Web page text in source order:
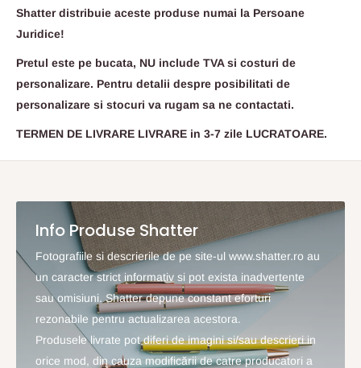
Shatter distribuie aceste produse numai la Persoane
Juridice!
Pretul este pe bucata, NU include TVA si costuri de
personalizare. Pentru detalii despre posibilitati de
personalizare si stocuri va rugam sa ne contactati.
TERMEN DE LIVRARE LIVRARE in 3-7 zile LUCRATOARE.
Info Produse Shatter
Fotografiile si descrierile de pe site-ul www.shatter.ro au
un caracter strict informativ si pot exista inadvertente
sau omisiuni. Shatter depune constant eforturi
rezonabile pentru actualizarea acestora.
Produsele livrate pot diferi de imagini si/sau descrieri in
orice mod, din cauza modificării de catre producatori a